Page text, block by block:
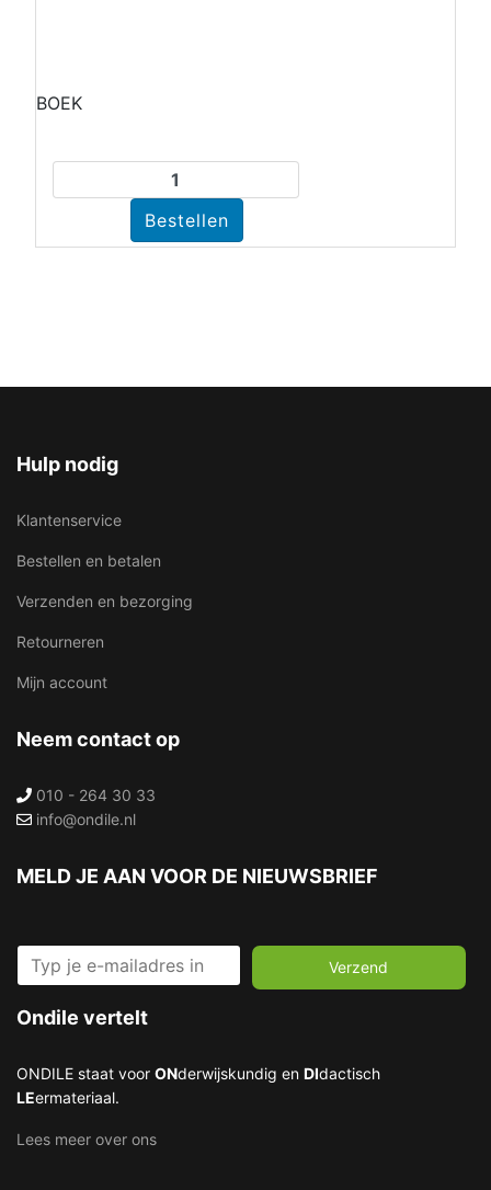
BOEK
Hulp nodig
Klantenservice
Bestellen en betalen
Verzenden en bezorging
Retourneren
Mijn account
Neem contact op
010 - 264 30 33
info@ondile.nl
MELD JE AAN VOOR DE NIEUWSBRIEF
Verzend
Ondile vertelt
ONDILE staat voor ONderwijskundig en DIdactisch
LEermateriaal.
Lees meer over ons